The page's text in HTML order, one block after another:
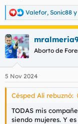
R
e
a
c
c
i
e
s
Valefor, Sonic88 y
Aborto de
5 Nov 2024
Césped Alí rebuznó:
TODAS mis
siendo mujeres. Y